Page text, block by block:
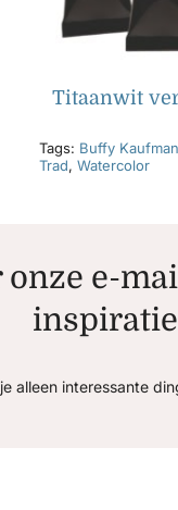
Titaanwit
Tags: Buffy Kaufman
Trad, Watercolor
e-
alleen interessante